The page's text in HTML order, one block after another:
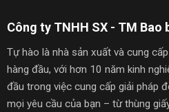
Công ty TNHH SX - TM Bao
Tự hào là nhà sản xuất và cung
hàng đầu, với hơn 10 năm kinh
đầu trong việc cung cấp giải pháp
mọi yêu cầu của bạn – từ thùng